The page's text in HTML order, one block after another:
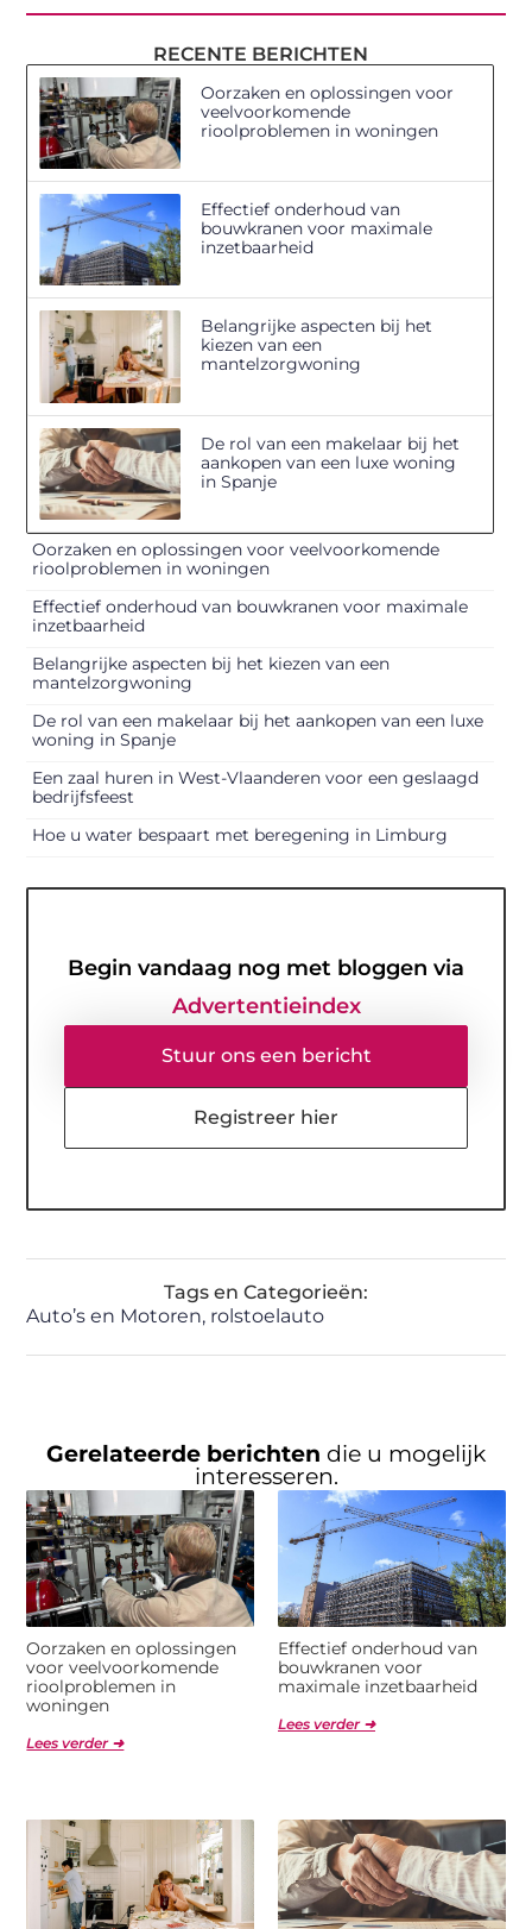
RECENTE BERICHTEN
Oorzaken en oplossingen voor
veelvoorkomende
rioolproblemen in woningen
Effectief onderhoud van
bouwkranen voor maximale
inzetbaarheid
Belangrijke aspecten bij het
kiezen van een
mantelzorgwoning
De rol van een makelaar bij het
aankopen van een luxe woning
in Spanje
Oorzaken en oplossingen voor veelvoorkomende
rioolproblemen in woningen
Effectief onderhoud van bouwkranen voor maximale
inzetbaarheid
Belangrijke aspecten bij het kiezen van een
mantelzorgwoning
De rol van een makelaar bij het aankopen van een luxe
woning in Spanje
Een zaal huren in West-Vlaanderen voor een geslaagd
bedrijfsfeest
Hoe u water bespaart met beregening in Limburg
Begin vandaag nog met bloggen via
Advertentieindex
Stuur ons een bericht
Registreer hier
Tags en Categorieën:
Auto’s en Motoren, rolstoelauto
Gerelateerde berichten die u mogelijk
interesseren.
Oorzaken en oplossingen
voor veelvoorkomende
rioolproblemen in
woningen
Lees verder ➜
Effectief onderhoud van
bouwkranen voor
maximale inzetbaarheid
Lees verder ➜